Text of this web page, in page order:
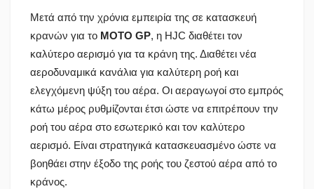
Μετά από την χρόνια εμπειρία της σε κατασκευή
κρανών για το MOTO GP, η HJC διαθέτει τον
καλύτερο αερισμό για τα κράνη της. Διαθέτει νέα
αεροδυναμικά κανάλια για καλύτερη ροή και
ελεγχόμενη ψύξη του αέρα. Οι αεραγωγοί στο εμπρός
κάτω μέρος ρυθμίζονται έτσι ώστε να επιτρέπουν την
ροή του αέρα στο εσωτερικό και τον καλύτερο
αερισμό. Είναι στρατηγικά κατασκευασμένο ώστε να
βοηθάει στην έξοδο της ροής του ζεστού αέρα από το
κράνος.